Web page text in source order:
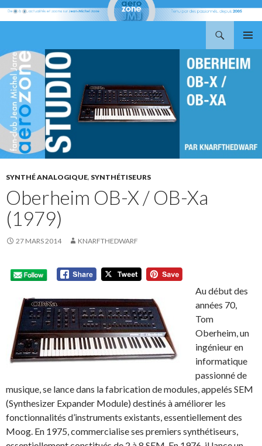
AU
CONTENU
SYNTHÉ ANALOGIQUE, SYNTHÉTISEURS
Oberheim OB-X / OB-Xa
(1979)
27 MARS 2014 KNARFTHEDWARF
Au début des
années 70,
Tom
Oberheim, un
ingénieur en
informatique
passionné de
musique, se lance dans la fabrication de modules, appelés SEM
(Synthesizer Expander Module) destinés à améliorer les
fonctionnalités d’instruments existants, essentiellement des
Moog. En 1975, commercialise ses premiers synthétiseurs,